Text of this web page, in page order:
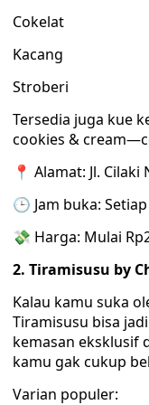
Cokelat
Kacang
Stroberi
Tersedia juga kue
cookies &
📍 Alamat: Jl. Cilaki
🕒 Jam buka:
💸 Harga: Mulai
2. Tiramisusu by
Kalau kamu suka
Tiramisusu bisa
kemasan eksklusif
kamu gak cukup
Varian populer: